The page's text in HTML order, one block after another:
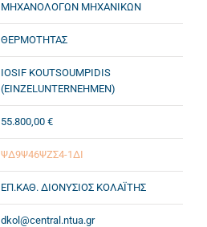
ΜΗΧΑΝΟΛΟΓΩΝ ΜΗΧΑΝΙΚΩΝ
ΘΕΡΜΟΤΗΤΑΣ
IOSIF KOUTSOUMPIDIS
(EINZELUNTERNEHMEN)
55.800,00 €
ΨΔ9Ψ46ΨΖΣ4-1ΔΙ
ΕΠ.ΚΑΘ. ΔΙΟΝΥΣΙΟΣ ΚΟΛΑΪΤΗΣ
dkol@central.ntua.gr